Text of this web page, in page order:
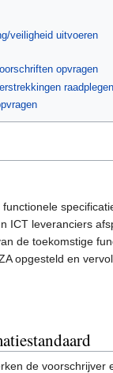
veiligheid uitvoeren
opvragen
raadplegen
ICT leveranciers
de toekomstige
opgesteld en
de